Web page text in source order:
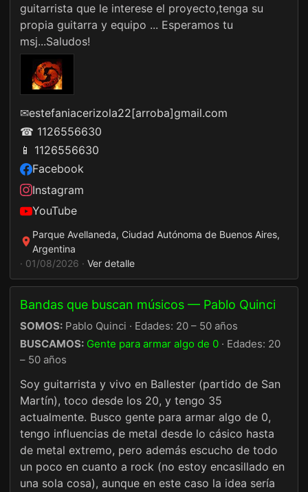
guitarrista que le interese el proyecto,tenga su
propia guitarra y equipo ... Esperamos tu
msj...Saludos!
✉estefaniacerizola22[arroba]gmail.com
☎ 1126556630
📱 1126556630
Facebook
Instagram
YouTube
Parque Avellaneda, Ciudad Autónoma de Buenos Aires,
Argentina
· 01/08/2026 · Ver detalle
Bandas que buscan músicos — Pablo Quinci
SOMOS: Pablo Quinci · Edades: 20 – 50 años
BUSCAMOS: Gente para armar algo de 0 · Edades: 20
– 50 años
Soy guitarrista y vivo en Ballester (partido de San
Martín), toco desde los 20, y tengo 35
actualmente. Busco gente para armar algo de 0,
tengo influencias de metal desde lo cásico hasta
de metal extremo, pero además escucho de todo
un poco en cuanto a rock (no estoy encasillado en
una sola cosa), aunque en este caso la idea sería